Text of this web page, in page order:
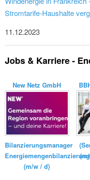
Stromtarife-Haushalte
11.12.2023
Jobs & Karriere -
New Netz GmbH
Bilanzierungsmanager
Energiemengenbilanzierung
(m/w / d)